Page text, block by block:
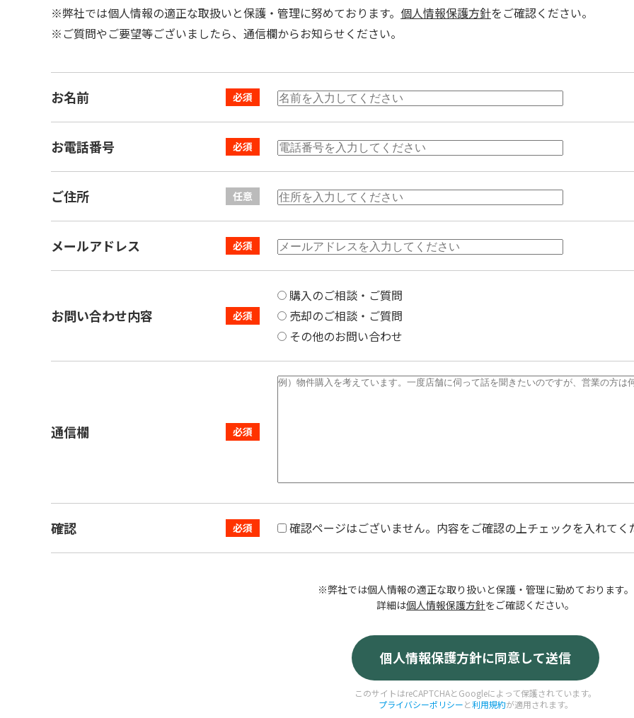
※弊社では個人情報の適正な取扱いと保護・管理に努めております。 個人情報保護方針をご確認ください。
※ご質問やご要望等ございましたら、通信欄からお知らせください。
お名前
お電話番号
ご住所
メールアドレス
お問い合わせ内容
購入のご相談・ご質問
売却のご相談・ご質問
その他のお問い合わせ
通信欄
確認 確認ページはございません。内容をご確認の上チェックを入れてく
※弊社では個人情報の適正な取り扱いと保護・管理に勤めております。
詳細は個人情報保護方針をご確認ください。
このサイトはreCAPTCHAとGoogleによって保護されています。
プライバシーポリシーと利用規約が適用されます。